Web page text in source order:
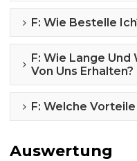
F: Wie Bestelle
F: Wie Lange Und
Von Uns Erhalten?
F: Welche
Auswertung